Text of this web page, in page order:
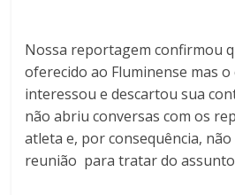
Nossa reportagem confirmou
oferecido ao Fluminense mas o
interessou e descartou sua
não abriu conversas com os
atleta e, por consequência,
reunião para tratar do